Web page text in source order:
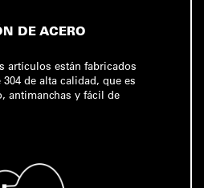
DE ACERO
artículos están fabricados
de alta calidad, que es
antimanchas y fácil de